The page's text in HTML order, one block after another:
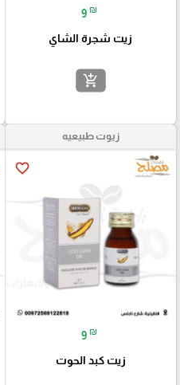
9 ₪
زيت شجرة الشاي
add_shopping_cart
زيوت طبيعيه
favorite_border
9 ₪
زيت كبد الحوت